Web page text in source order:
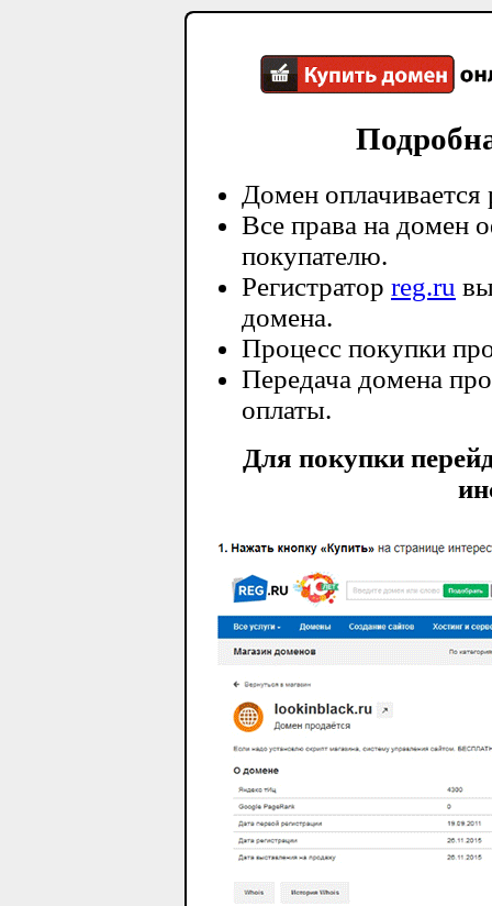
Домен оплачивается
Все права на домен
покупателю.
Регистратор reg.ru
домена.
Процесс покупки
Передача домена
оплаты.
Для покупки